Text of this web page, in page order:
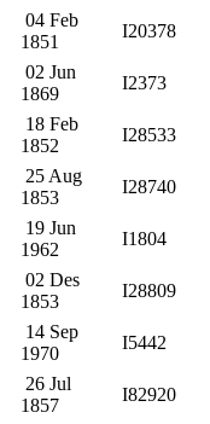
04 Feb
1851
I20378
02 Jun
1869
I2373
18 Feb
1852
I28533
25 Aug
1853
I28740
19 Jun
1962
I1804
02 Des
1853
I28809
14 Sep
1970
I5442
26 Jul
1857
I82920